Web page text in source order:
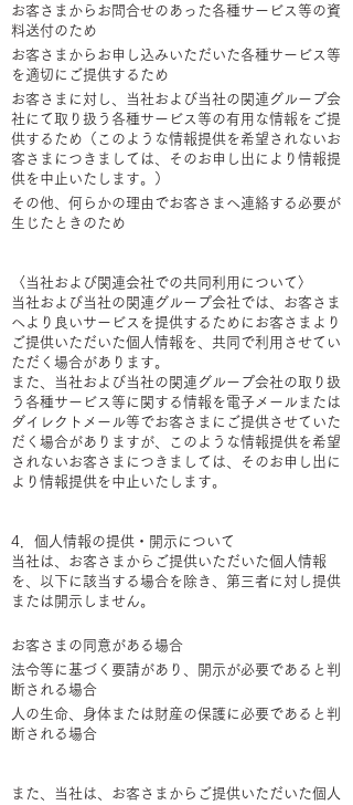
お客さまからお問合せのあった各種サービス等の資
料送付のため
お客さまからお申し込みいただいた各種サービス等
を適切にご提供するため
お客さまに対し、当社および当社の関連グループ会
社にて取り扱う各種サービス等の有用な情報をご提
供するため（このような情報提供を希望されないお
客さまにつきましては、そのお申し出により情報提
供を中止いたします。）
その他、何らかの理由でお客さまへ連絡する必要が
生じたときのため
〈当社および関連会社での共同利用について〉
当社および当社の関連グループ会社では、お客さま
へより良いサービスを提供するためにお客さまより
ご提供いただいた個人情報を、共同で利用させてい
ただく場合があります。
また、当社および当社の関連グループ会社の取り扱
う各種サービス等に関する情報を電子メールまたは
ダイレクトメール等でお客さまにご提供させていた
だく場合がありますが、このような情報提供を希望
されないお客さまにつきましては、そのお申し出に
より情報提供を中止いたします。
4．個人情報の提供・開示について
当社は、お客さまからご提供いただいた個人情報
を、以下に該当する場合を除き、第三者に対し提供
または開示しません。
お客さまの同意がある場合
法令等に基づく要請があり、開示が必要であると判
断される場合
人の生命、身体または財産の保護に必要であると判
断される場合
また、当社は、お客さまからご提供いただいた個人